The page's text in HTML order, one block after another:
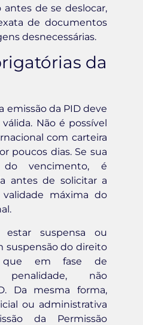
antes de se deslocar,
de documentos
desnecessárias.
da
emissão da PID deve
Não é possível
com carteira
poucos dias. Se sua
vencimento, é
antes de solicitar a
máxima do
suspensa ou
suspensão do direito
que em fase de
não
Da mesma forma,
ou administrativa
da Permissão